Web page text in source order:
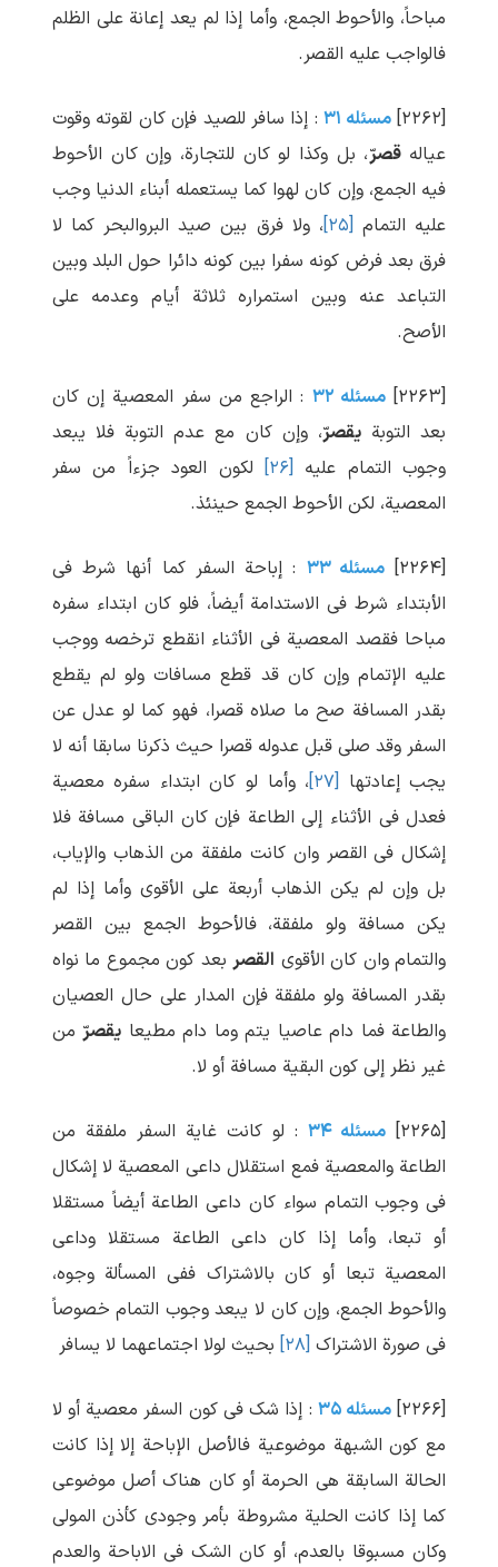
مباحاً، والأحوط الجمع، وأما إذا لم یعد إعانة علی الظلم
فالواجب علیه القصر.
[۲۲۶۲] مسئله ۳۱
: إذا سافر للصید فإن کان لقوته وقوت
عیالهقصرّ، بل وکذا لو کان للتجارة، وإن کان الأحوط
فیه الجمع، وإن کان لهوا کما یستعمله أبناء الدنیا وجب
علیه التمام [۲۵]
، ولا فرق بین صید البروالبحر کما لا
فرق بعد فرض کونه سفرا بین کونه دائرا حول البلد وبین
التباعد عنه وبین استمراره ثلاثة أیام وعدمه علی
الأصح.
[۲۲۶۳] مسئله ۳۲
: الراجع من سفر المعصیة إن کان
بعد التوبةیقصرّ، وإن کان مع عدم التوبة فلا یبعد
وجوب التمام علیه [۲۶]
لکون العود جزءاً من سفر
المعصیة، لکن الأحوط الجمع حینئذ.
[۲۲۶۴] مسئله ۳۳
: إباحة السفر کما أنها شرط فی
الأبتداء شرط فی الاستدامة أیضاً، فلو کان ابتداء سفره
مباحا فقصد المعصیة فی الأثناء انقطع ترخصه ووجب
علیه الإتمام وإن کان قد قطع مسافات ولو لم یقطع
بقدر المسافة صح ما صلاه قصرا، فهو کما لو عدل عن
السفر وقد صلی قبل عدوله قصرا حیث ذکرنا سابقا أنه لا
یجب إعادتها [۲۷]
، وأما لو کان ابتداء سفره معصیة
فعدل فی الأثناء إلی الطاعة فإن کان الباقی مسافة فلا
إشکال فی القصر وان کانت ملفقة من الذهاب والإیاب،
بل وإن لم یکن الذهاب أربعة علی الأقوی وأما إذا لم
یکن مسافة ولو ملفقة، فالأحوط الجمع بین القصر
والتمام وان کان الأقوی القصربعد کون مجموع ما نواه
بقدر المسافة ولو ملفقة فإن المدار علی حال العصیان
والطاعة فما دام عاصیا یتم وما دام مطیعا یقصرّمن
غیر نظر إلی کون البقیة مسافة أو لا.
[۲۲۶۵] مسئله ۳۴
: لو کانت غایة السفر ملفقة من
الطاعة والمعصیة فمع استقلال داعی المعصیة لا إشکال
فی وجوب التمام سواء کان داعی الطاعة أیضاً مستقلا
أو تبعا، وأما إذا کان داعی الطاعة مستقلا وداعی
المعصیة تبعا أو کان بالاشتراک ففی المسألة وجوه،
والأحوط الجمع، وإن کان لا یبعد وجوب التمام خصوصاً
فی صورة الاشتراک [۲۸] بحیث لولا اجتماعهما لا یسافر
[۲۲۶۶] مسئله ۳۵
: إذا شک فی کون السفر معصیة أو لا
مع کون الشبهة موضوعیة فالأصل الإباحة إلا إذا کانت
الحالة السابقة هی الحرمة أو کان هناک أصل موضوعی
کما إذا کانت الحلیة مشروطة بأمر وجودی کأذن المولی
وکان مسبوقا بالعدم، أو کان الشک فی الاباحة والعدم